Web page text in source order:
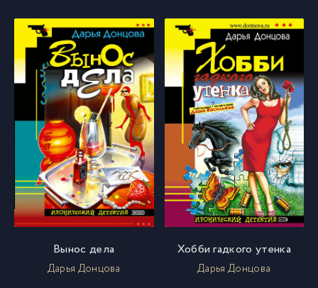
Вынос дела
Дарья Донцова
Хобби гадкого утенка
Дарья Донцова